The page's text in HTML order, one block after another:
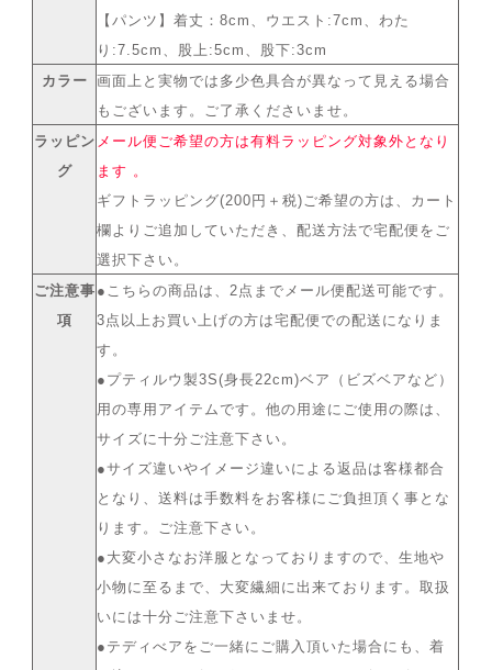
【パンツ】着丈：8cm、ウエスト:7cm、わた
り:7.5cm、股上:5cm、股下:3cm
カラー
画面上と実物では多少色具合が異なって見える場合
もございます。ご了承くださいませ。
ラッピン
グ
メール便ご希望の方は有料ラッピング対象外となり
ます 。
ギフトラッピング(200円＋税)ご希望の方は、カート
欄よりご追加していただき、配送方法で宅配便をご
選択下さい。
ご注意事
項
●こちらの商品は、2点までメール便配送可能です。
3点以上お買い上げの方は宅配便での配送になりま
す。
●プティルウ製3S(身長22cm)ベア（ビズベアなど）
用の専用アイテムです。他の用途にご使用の際は、
サイズに十分ご注意下さい。
●サイズ違いやイメージ違いによる返品は客様都合
となり、送料は手数料をお客様にご負担頂く事とな
ります。ご注意下さい。
●大変小さなお洋服となっておりますので、生地や
小物に至るまで、大変繊細に出来ております。取扱
いには十分ご注意下さいませ。
●テディべアをご一緒にご購入頂いた場合にも、着